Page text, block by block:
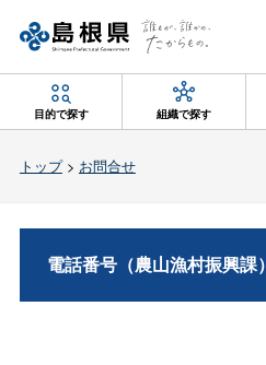
目的で探す 組織で探す
トップ> お問合せ
電話番号（農山漁村振興課）